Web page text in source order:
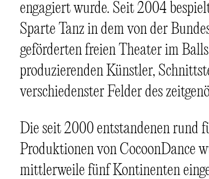
engagiert wurde. Seit 2004
Sparte Tanz in dem von der
geförderten freien Theater im
produzierenden Künstler,
verschiedenster Felder des
Die seit 2000 entstandenen rund
Produktionen von CocoonDance
mittlerweile fünf Kontinenten